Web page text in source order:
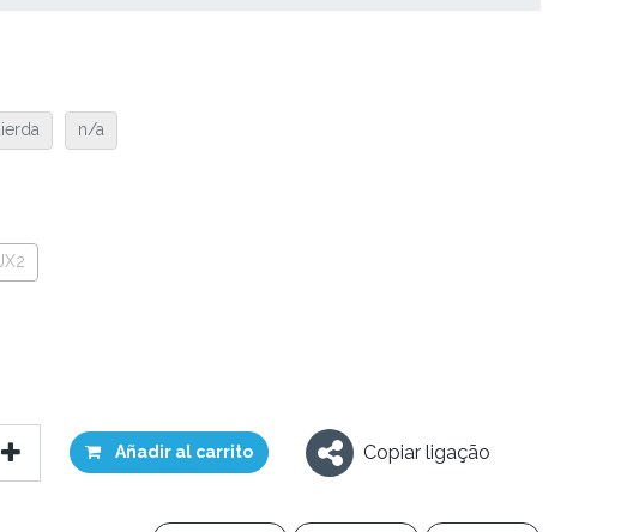
n/a
Añadir al carrito Copiar ligação